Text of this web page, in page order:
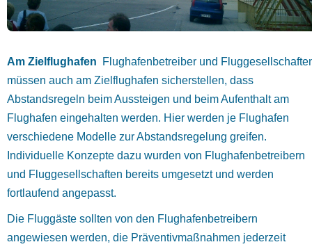
Am Zielflughafen
Flughafenbetreiber und
müssen auch am Zielflughafen sicherstellen, dass
Abstandsregeln beim Aussteigen und beim Aufenthalt am
Flughafen eingehalten werden. Hier werden je Flughafen
verschiedene Modelle zur Abstandsregelung greifen.
Individuelle Konzepte dazu wurden von Flughafenbetreibern
und Fluggesellschaften bereits umgesetzt und werden
fortlaufend angepasst.
Die Fluggäste sollten von den Flughafenbetreibern
angewiesen werden, die Präventivmaßnahmen jederzeit